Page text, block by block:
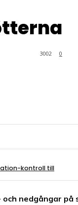
0
3002
kontroll till
nedgångar